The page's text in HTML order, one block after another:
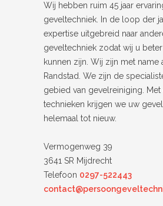
Wij hebben ruim 45 jaar
geveltechniek. In de loop der
expertise uitgebreid naar
geveltechniek zodat wij u
kunnen zijn. Wij zijn met name
Randstad. We zijn de
gebied van gevelreiniging. Met
technieken krijgen we uw
helemaal tot nieuw.
Vermogenweg 39
3641 SR Mijdrecht
Telefoon 0297-522443